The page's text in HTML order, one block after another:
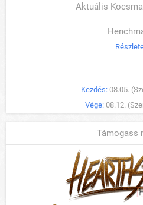
Aktuális
Kezdés: 08.05.
Vége: 08.12.
Támogass